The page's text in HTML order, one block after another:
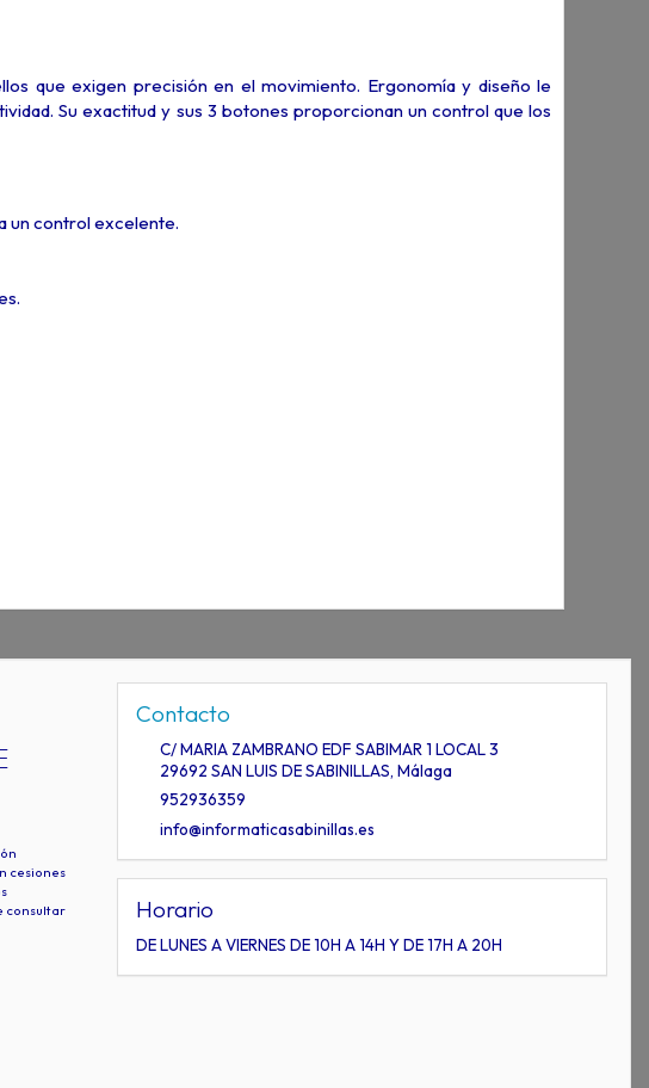
que exigen precisión en el movimiento. Ergonomía y diseño le
Su exactitud y sus 3 botones proporcionan un control que los
un control excelente.
cesiones
consultar
Contacto
C/ MARIA ZAMBRANO EDF SABIMAR 1 LOCAL 3
29692 SAN LUIS DE SABINILLAS, Málaga
952936359
info@informaticasabinillas.es
Horario
DE LUNES A VIERNES DE 10H A 14H Y DE 17H A 20H